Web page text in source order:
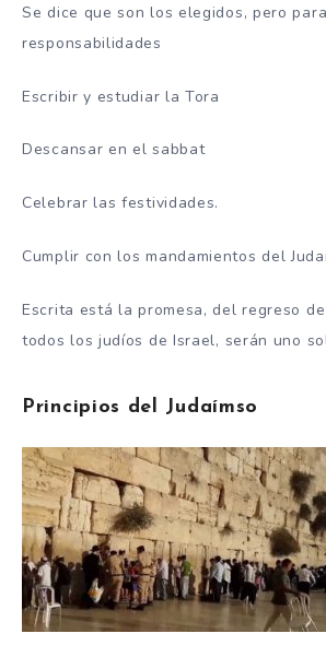
Se dice que son los elegidos, pero
responsabilidades
Escribir y estudiar la Tora
Descansar en el sabbat
Celebrar las festividades.
Cumplir con los mandamientos del
Escrita está la promesa, del regreso
todos los judíos de Israel, serán uno
Principios del Judaímso